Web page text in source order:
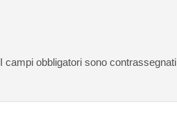
I campi obbligatori sono contrassegnati